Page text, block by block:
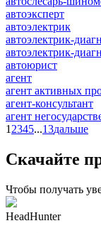
автоэксперт
автоэлектрик
автоэлектрик-
автоэлектрик-
автоюрист
агент
агент активных
агент-консультант
агент
1 2345...13дальше
Скачайте
Чтобы получать
HeadHunter